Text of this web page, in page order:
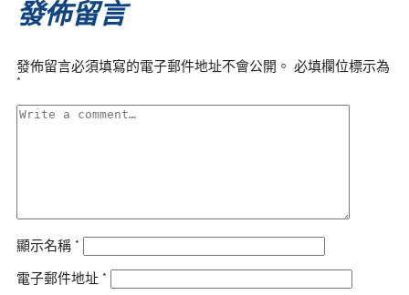
發佈留言
發佈留言必須填寫的電子郵件地址不會公開。 必填欄位標示為
*
顯示名稱 *
電子郵件地址 *